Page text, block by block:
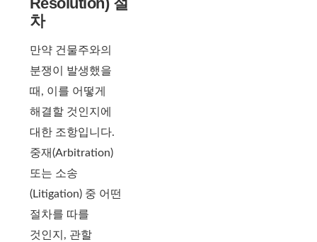
차
만약 건물주와의
분쟁이 발생했을
때, 이를 어떻게
해결할 것인지에
대한 조항입니다.
중재(Arbitration)
또는 소송
(Litigation) 중 어떤
절차를 따를
것인지, 관할